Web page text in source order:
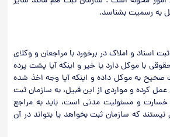
به رسمیت بشناسد.
اسناد و املاک در برخورد با مراجعان و وکلای
با موکل دارد یا خیر و اینکه آیا پشت پرده
صحیح به موکل داده و اینکه آیا وجه اخذ شده
کرده و مواردی از این قبیل، به سازمان ثبت
و مسئولیت مدنی است، باید به مراجع
که سازمان ثبت بخواهد یا بتواند در آن